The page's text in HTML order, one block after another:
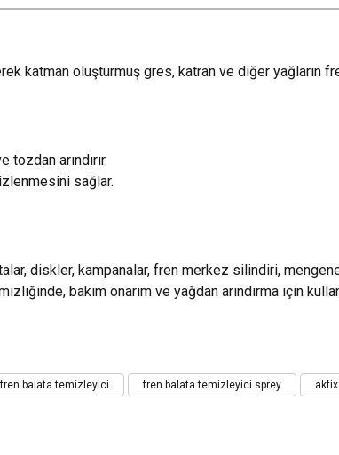
katman oluşturmuş gres, katran ve diğer
arındırır.
sağlar.
diskler, kampanalar, fren merkez silindiri,
bakım onarım ve yağdan arındırma için
Bu ürüne ilk yorumu siz yapın!
fren balata temizleyici fren balata temizleyici sprey